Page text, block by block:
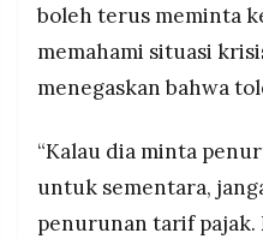
boleh terus meminta
memahami situasi
menegaskan bahwa
“Kalau dia minta
untuk sementara,
penurunan tarif